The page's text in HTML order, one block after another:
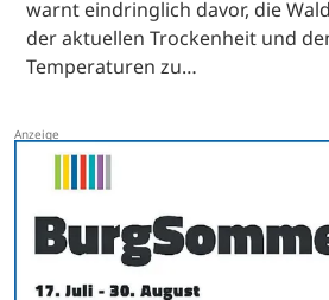
warnt eindringlich davor, die
der aktuellen Trockenheit und
Temperaturen zu…